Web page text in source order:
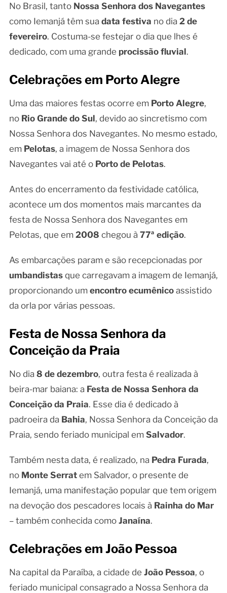
No Brasil, tanto Nossa Senhora dos Navegantes
como Iemanjá têm sua data festiva no dia 2 de
fevereiro. Costuma-se festejar o dia que lhes é
dedicado, com uma grande procissão fluvial.
Celebrações em Porto Alegre
Uma das maiores festas ocorre em Porto Alegre,
no Rio Grande do Sul, devido ao sincretismo com
Nossa Senhora dos Navegantes. No mesmo estado,
em Pelotas, a imagem de Nossa Senhora dos
Navegantes vai até o Porto de Pelotas.
Antes do encerramento da festividade católica,
acontece um dos momentos mais marcantes da
festa de Nossa Senhora dos Navegantes em
Pelotas, que em 2008 chegou à 77ª edição.
As embarcações param e são recepcionadas por
umbandistasque carregavam a imagem de Iemanjá,
proporcionando um encontro ecumênicoassistido
da orla por várias pessoas.
Festa de Nossa Senhora da
Conceição da Praia
No dia 8 de dezembro, outra festa é realizada à
beira-mar baiana: a Festa de Nossa Senhora da
Conceição da Praia. Esse dia é dedicado à
padroeira da Bahia, Nossa Senhora da Conceição da
Praia, sendo feriado municipal em Salvador.
Também nesta data, é realizado, na Pedra Furada,
no Monte Serratem Salvador, o presente de
Iemanjá, uma manifestação popular que tem origem
na devoção dos pescadores locais à Rainha do Mar
– também conhecida como Janaína.
Celebrações em João Pessoa
Na capital da Paraíba, a cidade de João Pessoa, o
feriado municipal consagrado a Nossa Senhora da